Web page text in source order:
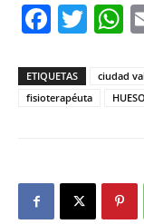
ETIQUETAS ciudad
fisioterapéuta